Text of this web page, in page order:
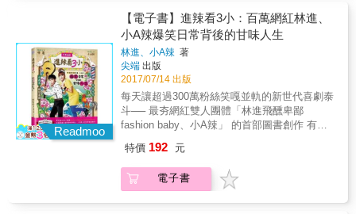
有兩種選擇：面對它或逃避它。李康瑞認為人
生因為失敗，才能襯托出傳奇性。失敗是成功
路上不可或缺的養分沃土，堅持到底，總有成
功的一天。 & 思維決定人生格局 成功來自持續
學習勇於改變 人天生的條件也許不能改變，但
一個人的思維是可以塑造的。思維產生的力量
猶如吸引力法則，當你心懷某個念頭，而且真
心願意改變自己，自然而然生命會送來所需要
自己和所愛的人過上好生活，那麼就要願意調
說。 & 人生價值在於能夠影響多少人 因為你的
存在而生活有所改善 人生不只侷限於實現目標
或賺大錢，更宏偉的夢想在於創造價值、發揮
藝！ 本書帶你一同直擊－－ 兩個「無3小」，
到底要「講3小？」、以及帶你「看3小？」 一
個來自雲林的庄腳囝仔：林進 一個比女人還美
的偽娘網紅：小A辣 首次分享讓人生逆轉勝的
－－「小時候」‧「小劇場」‧「小人物」！ 帶你
直擊兩個平凡的大男孩，如何能成為台灣家喻
戶曉、比明星還紅的百萬網紅，成功變身超級
「吸金機」？一同見證他們如何透過無3小的經
歷，成就「看3小」的人氣！ ◎誰是林進，小A
辣？（不知道？．．．．那你就落伍
斷的林進，當年因颱風天在家拍影片自娛娛
人，玩對嘴軟體唱歌搭配誇張的肢體動作，沒
想到影片放上網後，大家注意的全是他背後冷
Readmoo
【電子書】進辣看3小：百萬網紅林進、
小A辣爆笑日常背後的甘味人生
林進、小A辣 著
尖端 出版
2017/07/14 出版
每天讓超過300萬粉絲笑嘎並軌的新世代喜劇泰
斗── 最夯網紅雙人團體「林進飛醺卑鄙
fashion baby、小A辣」 的首部圖書創作 有人
道在「紅3小？」 有人說：搞不懂每天對著手
機大笑的人，到底在「看3小？」 你不懂的3
小？他們默默創造出超過3百萬人氣！！ 每一
特價 192 元
電子書